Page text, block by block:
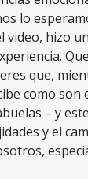
lo
video, hizo
que,
como
– y
y el